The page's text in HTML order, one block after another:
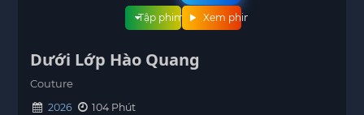
Xem phim
Tập phim
Dưới Lớp Hào Quang
Couture
2026
104 Phút